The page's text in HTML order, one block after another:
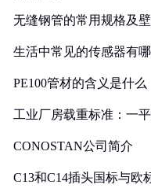
无缝钢管的常用规格及
生活中常见的传感器有
PE100管材的含义是什么
工业厂房载重标准：一
CONOSTAN公司简介
C13和C14插头国标与欧